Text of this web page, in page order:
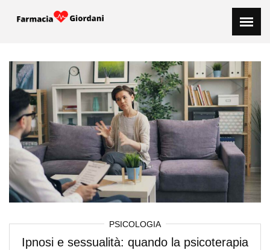
PSICOLOGIA
Ipnosi e sessualità: quando la psicoterapia